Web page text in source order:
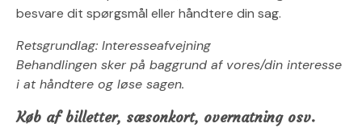
besvare dit spørgsmål eller håndtere din sag.
Retsgrundlag: Interesseafvejning
Behandlingen sker på baggrund af vores/din interesse
i at håndtere og løse sagen.
Køb af billetter, sæsonkort, overnatning osv.